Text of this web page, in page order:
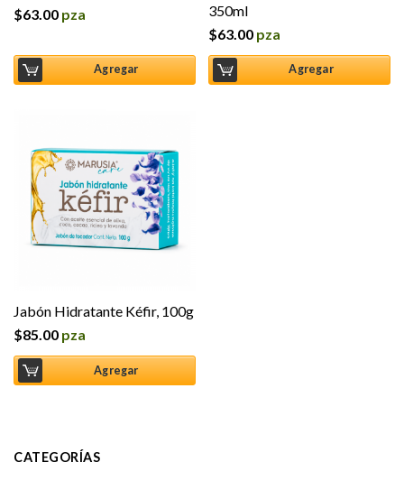
$63.00 pza
Agregar
350ml
$63.00 pza
Agregar
Jabón Hidratante Kéfir, 100g
$85.00 pza
Agregar
CATEGORÍAS